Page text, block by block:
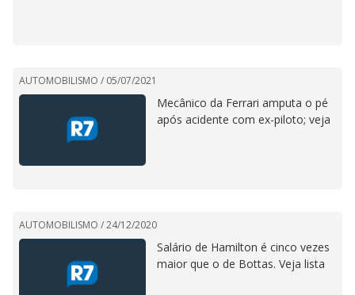
AUTOMOBILISMO / 05/07/2021
Mecânico da Ferrari amputa o pé
após acidente com ex-piloto; veja
AUTOMOBILISMO /24/12/2020
Salário de Hamilton é cinco vezes
maior que o de Bottas. Veja lista